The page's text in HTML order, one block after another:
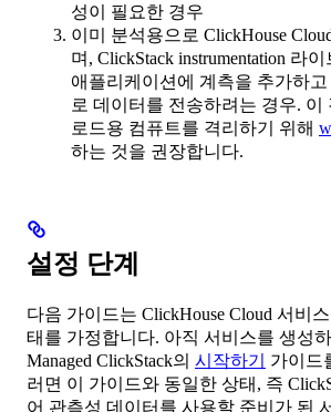
성이 필요한 경우
이미 분석용으로 ClickHouse
며, ClickStack instrumentation 라
애플리케이션에 계측을 추가하
로 데이터를 전송하려는 경우. 이
로드용 컴퓨트를 격리하기 위해
하는 것을 권장합니다.
설정 단계
다음 가이드는 ClickHouse Cloud 서비
태를 가정합니다. 아직 서비스를 생성
Managed ClickStack의 시작하기
가이드
러면 이 가이드와 동일한 상태, 즉
어 관측성 데이터를 사용할 준비가 된